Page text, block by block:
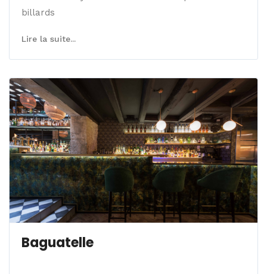
billards
Lire la suite...
Baguatelle